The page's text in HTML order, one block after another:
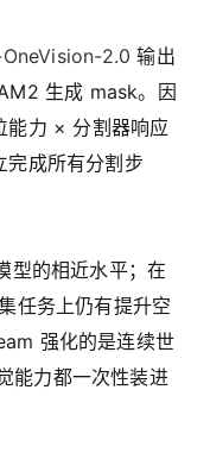
2.0 输出
生成 mask。因
能力 × 分割器响应
完成所有分割步
型的相近水平；在
任务上仍有提升空
强化的是连续世
能力都一次性装进